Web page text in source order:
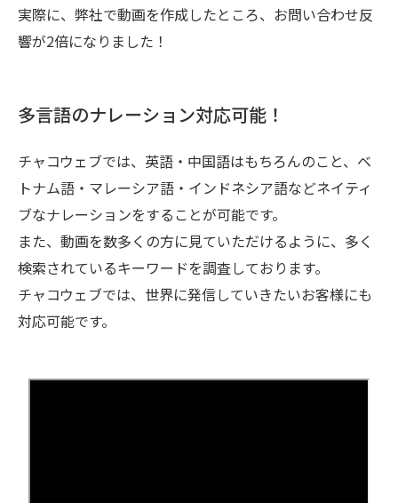
実際に、弊社で動画を作成したところ、お問い合わせ反
響が2倍になりました！
多言語のナレーション対応可能！
チャコウェブでは、英語・中国語はもちろんのこと、ベ
トナム語・マレーシア語・インドネシア語などネイティ
ブなナレーションをすることが可能です。
また、動画を数多くの方に見ていただけるように、多く
検索されているキーワードを調査しております。
チャコウェブでは、世界に発信していきたいお客様にも
対応可能です。